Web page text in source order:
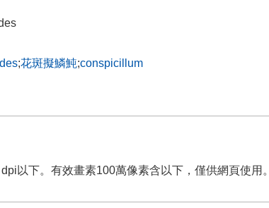
;花斑擬鱗魨;conspicillum
以下。有效畫素100萬像素含以下，僅供網頁使用。